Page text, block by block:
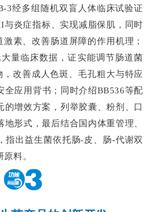
3经多组随机双盲人体临床试验证
与炎症指标、实现减脂保肌，同时
素、改善肠道屏障的作用机理；
量临床数据，证实能调节肠道菌
改善成人色斑、毛孔粗大与特应
全应用背书；同时介绍BB536等配
的增效方案，列举胶囊、粉剂、口
地形式，最后结合国内体重管理、
指出益生菌依托肠-皮、肠-代谢双
料。